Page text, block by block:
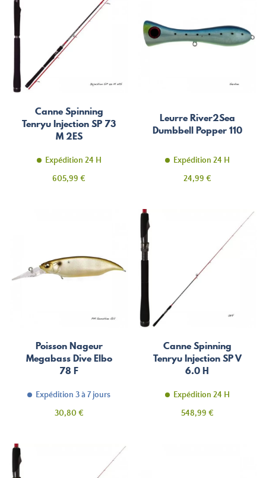
Canne Spinning
Tenryu Injection SP 73
M 2ES
Expédition 24 H
Prix
605,99 €
Leurre River2Sea
Dumbbell Popper 110
Expédition 24 H
Prix
24,99 €
Poisson Nageur
Megabass Dive Elbo
78 F
Expédition 3 à 7 jours
Prix
30,80 €
Canne Spinning
Tenryu Injection SP V
6.0 H
Expédition 24 H
Prix
548,99 €